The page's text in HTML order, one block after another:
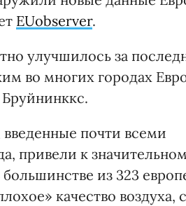
EUobserver.
улучшилось за
во многих городах
почти всеми
привели к
из 323
качество воздуха,